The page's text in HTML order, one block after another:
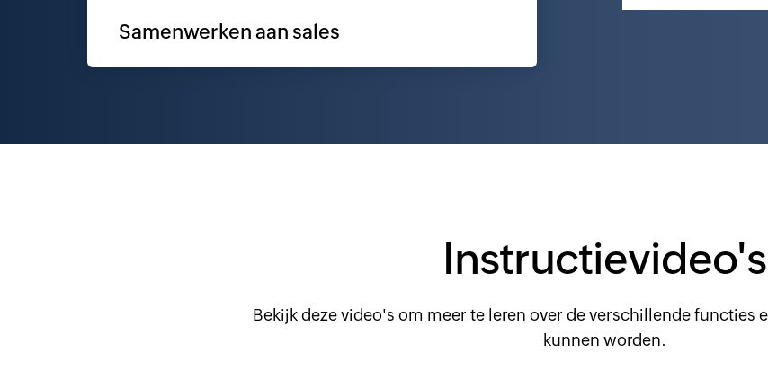
Samenwerken aan sales
Instructievideo's
Bekijk deze video's om meer te leren over de verschillende functies
kunnen worden.